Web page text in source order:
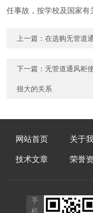
任事故，按学校及国家有
上一篇：在选购无管道
下一篇：无管道通风柜
很大的关系
网站首页 关于
技术文章 荣誉
手
机